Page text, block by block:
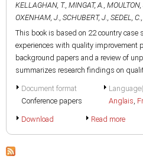
KELLAGHAN, T., MINGAT, A., MOULTON,
OXENHAM, J., SCHUBERT, J., SEDEL, C.,
This book is based on 22 country
experiences with quality improvement
background papers and a review of
summarizes research findings on
Document format
Conference papers
Anglais,
Download Read more